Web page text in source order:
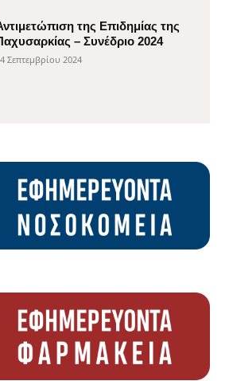
της Επιδημίας της
– Συνέδριο 2024
Σεπτεμβρίου 2024